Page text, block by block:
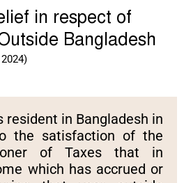
in respect of
Bangladesh
resident in Bangladesh in
the satisfaction of the
of Taxes that in
which has accrued or